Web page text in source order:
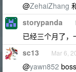
@ZehaiZhang
storypanda
已经三个月了，
sc13 Mar 6,
@yawn852